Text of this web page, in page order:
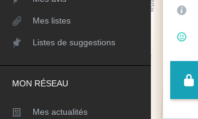
Mes listes
Listes de suggestions
MON RÉSEAU
Mes actualités